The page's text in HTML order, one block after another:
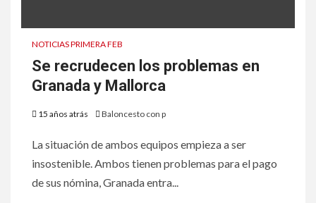
NOTICIAS PRIMERA FEB
Se recrudecen los problemas en
Granada y Mallorca
15 años atrás Baloncesto con p
La situación de ambos equipos empieza a ser
insostenible. Ambos tienen problemas para el pago
de sus nómina, Granada entra...